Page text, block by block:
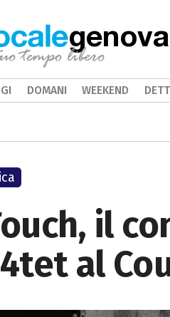
il
al
genova
DOMANI WEEKEND